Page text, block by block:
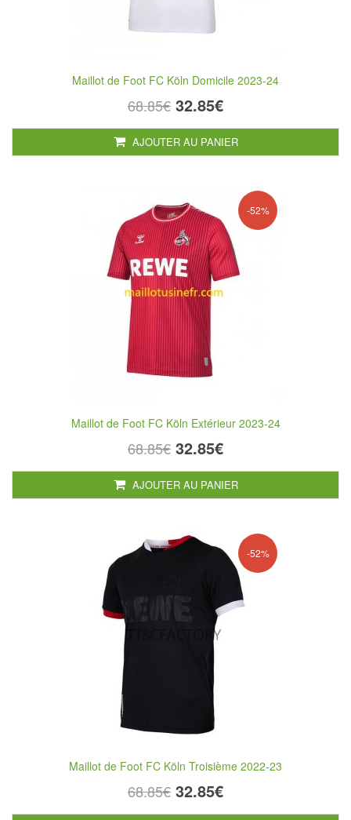
Maillot de Foot FC Köln Domicile 2023-24
68.85€ 32.85€
AJOUTER AU PANIER
-52%
Maillot de Foot FC Köln Extérieur 2023-24
68.85€ 32.85€
AJOUTER AU PANIER
-52%
Maillot de Foot FC Köln Troisième 2022-23
68.85€ 32.85€